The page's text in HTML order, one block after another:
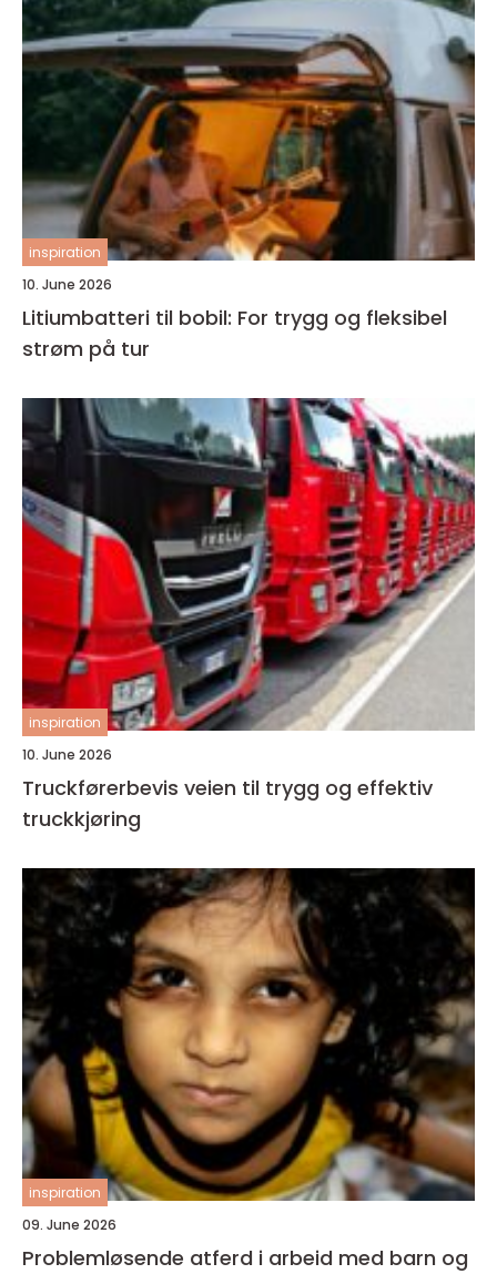
inspiration
10. June 2026
Litiumbatteri til bobil: For trygg og fleksibel
strøm på tur
inspiration
10. June 2026
Truckførerbevis veien til trygg og effektiv
truckkjøring
inspiration
09. June 2026
Problemløsende atferd i arbeid med barn og